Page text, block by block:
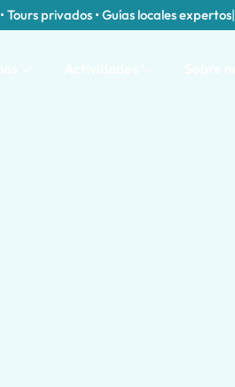
Tours privados • Guías locales expertos|